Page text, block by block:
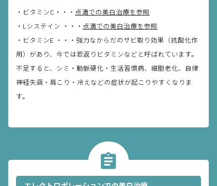
・ビタミンC・・・ 点滴での美白治療を参照
・Lシステイン ・・・ 点滴での美白治療を参照
・ビタミンE ・・・強力なからだのサビ取り効果（抗酸化作
用）があり、今では若返りビタミンなどと呼ばれています。
不足すると、シミ・動脈硬化・生活習慣病、細胞老化、自律
神経失調・肩こり・冷えなどの症状が起こりやすくなりま
す。